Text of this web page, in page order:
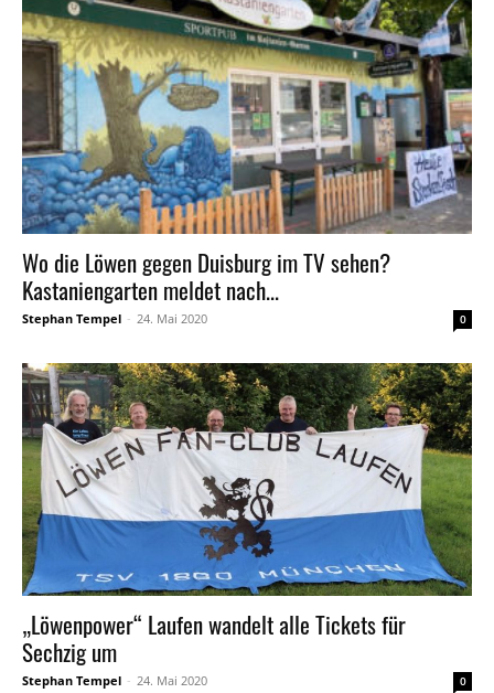
Wo die Löwen gegen Duisburg im TV sehen?
Kastaniengarten meldet nach...
Stephan Tempel - 24. Mai 2020 0
„Löwenpower“ Laufen wandelt alle Tickets für
Sechzig um
Stephan Tempel - 24. Mai 2020 0